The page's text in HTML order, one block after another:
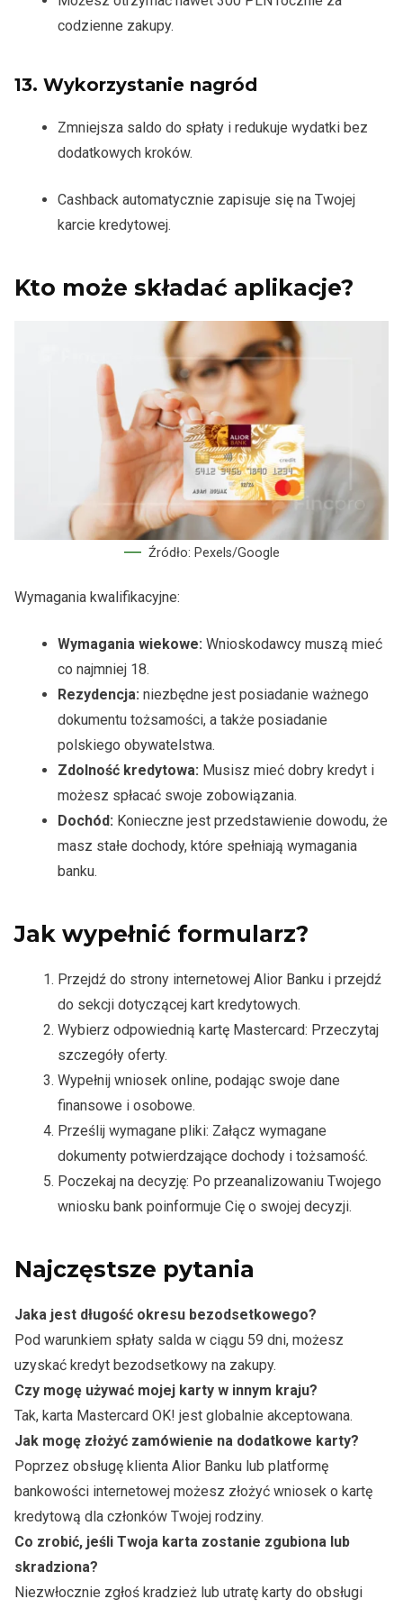
codzienne zakupy.
13. Wykorzystanie nagród
Zmniejsza saldo do spłaty i redukuje wydatki bez
dodatkowych kroków.
Cashback automatycznie zapisuje się na Twojej
karcie kredytowej.
Kto może składać aplikacje?
Źródło: Pexels/Google
Wymagania kwalifikacyjne:
Wymagania wiekowe: Wnioskodawcy muszą mieć
co najmniej 18.
Rezydencja: niezbędne jest posiadanie ważnego
dokumentu tożsamości, a także posiadanie
polskiego obywatelstwa.
Zdolność kredytowa: Musisz mieć dobry kredyt i
możesz spłacać swoje zobowiązania.
Dochód: Konieczne jest przedstawienie dowodu, że
masz stałe dochody, które spełniają wymagania
banku.
Jak wypełnić formularz?
Przejdź do strony internetowej Alior Banku i przejdź
do sekcji dotyczącej kart kredytowych.
Wybierz odpowiednią kartę Mastercard: Przeczytaj
szczegóły oferty.
Wypełnij wniosek online, podając swoje dane
finansowe i osobowe.
Prześlij wymagane pliki: Załącz wymagane
dokumenty potwierdzające dochody i tożsamość.
Poczekaj na decyzję: Po przeanalizowaniu Twojego
wniosku bank poinformuje Cię o swojej decyzji.
Najczęstsze pytania
Jaka jest długość okresu bezodsetkowego?
Pod warunkiem spłaty salda w ciągu 59 dni, możesz
uzyskać kredyt bezodsetkowy na zakupy.
Czy mogę używać mojej karty w innym kraju?
Tak, karta Mastercard OK! jest globalnie akceptowana.
Jak mogę złożyć zamówienie na dodatkowe karty?
Poprzez obsługę klienta Alior Banku lub platformę
bankowości internetowej możesz złożyć wniosek o kartę
kredytową dla członków Twojej rodziny.
Co zrobić, jeśli Twoja karta zostanie zgubiona lub
skradziona?
Niezwłocznie zgłoś kradzież lub utratę karty do obsługi